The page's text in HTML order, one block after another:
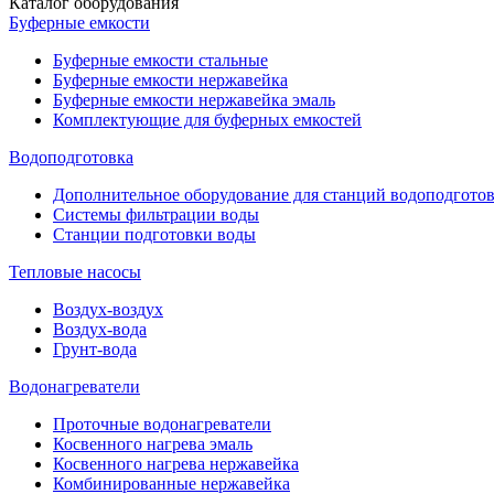
Буферные емкости
Буферные емкости стальные
Буферные емкости нержавейка
Буферные емкости нержавейка эмаль
Комплектующие для буферных емкостей
Водоподготовка
Дополнительное оборудование для станций
Системы фильтрации воды
Станции подготовки воды
Тепловые насосы
Воздух-воздух
Воздух-вода
Грунт-вода
Водонагреватели
Проточные водонагреватели
Косвенного нагрева эмаль
Косвенного нагрева нержавейка
Комбинированные нержавейка